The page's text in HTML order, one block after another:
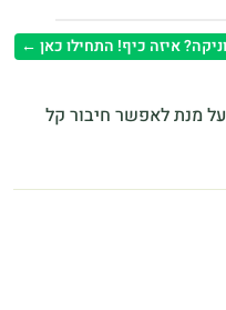
איזה כיף! התחילו כאן ←
מנת לאפשר חיבור קל